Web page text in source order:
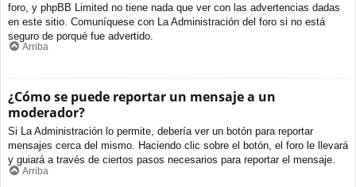
foro, y phpBB Limited no tiene nada que ver con las advertencias dadas
en este sitio. Comuníquese con La Administración del foro si no está
seguro de porqué fue advertido.
Arriba
¿Cómo se puede reportar un mensaje a un
moderador?
Si La Administración lo permite, debería ver un botón para reportar
mensajes cerca del mismo. Haciendo clic sobre el botón, el foro le llevará
y guiará a través de ciertos pasos necesarios para reportar el mensaje.
Arriba